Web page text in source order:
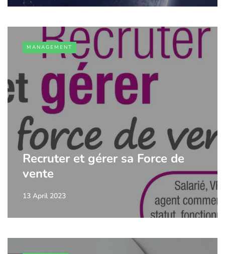
MANAGEMENT
Recruter et gérer sa Force de
vente
13 April 2023